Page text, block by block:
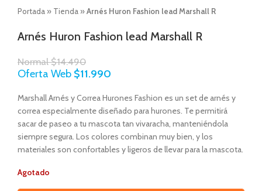
Portada » Tienda »Arnés Huron Fashion lead Marshall R
Arnés Huron Fashion lead Marshall R
Normal$14.490
Oferta Web $11.990
Marshall Arnés y Correa Hurones Fashion es un set de arnés y
correa especialmente diseñado para hurones. Te permitirá
sacar de paseo a tu mascota tan vivaracha, manteniéndola
siempre segura. Los colores combinan muy bien, y los
materiales son confortables y ligeros de llevar para la mascota.
Agotado